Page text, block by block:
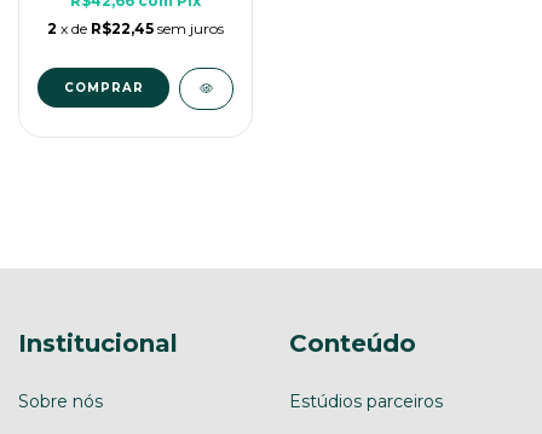
2 x de R$22,45 sem juros
COMPRAR
Institucional
Sobre nós
Conteúdo
Estúdios parceiros